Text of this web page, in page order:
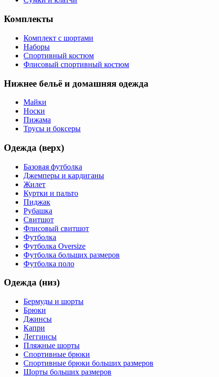
Комплекты
Комплект с шортами
Наборы
Спортивный костюм
Флисовый спортивный костюм
Нижнее бельё и домашняя одежда
Майки
Носки
Пижама
Трусы и боксеры
Одежда (верх)
Базовая футболка
Джемперы и кардиганы
Жилет
Куртки и пальто
Пиджак
Рубашка
Свитшот
Флисовый свитшот
Футболка
Футболка Oversize
Футболка больших размеров
Футболка поло
Одежда (низ)
Бермуды и шорты
Брюки
Джинсы
Капри
Леггинсы
Пляжные шорты
Спортивные брюки
Спортивные брюки больших размеров
Шорты больших размеров